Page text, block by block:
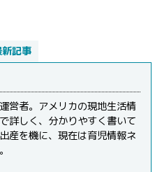
記事
営者。アメリカの現地生活情
詳しく、分かりやすく書いて
産を機に、現在は育児情報ネ